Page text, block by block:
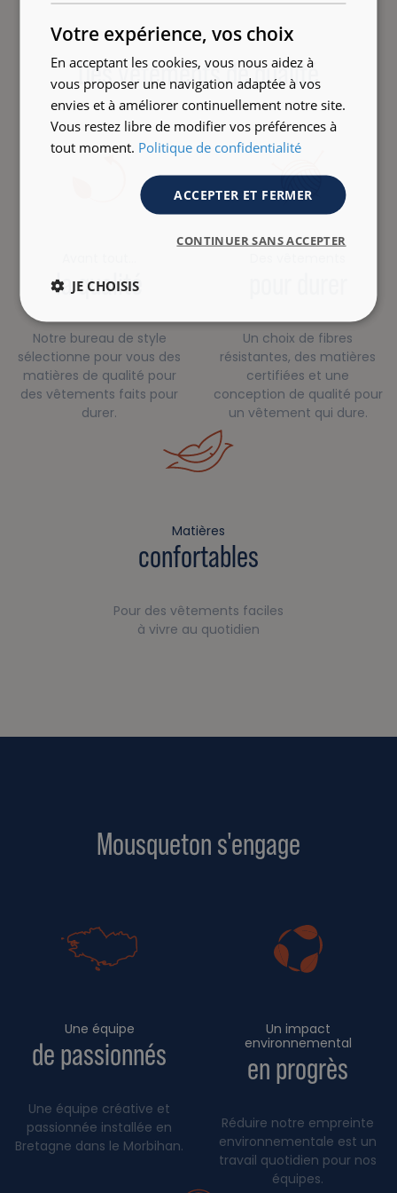
Des vêtements de qualité
la qualité
Notre bureau de style
sélectionne pour vous des
matières de qualité pour
des vêtements faits pour
durer.
Un choix de fibres
résistantes, des matières
certifiées et une
conception de qualité pour
un vêtement qui dure.
Matières
confortables
Pour des vêtements faciles
à vivre au quotidien
Mousqueton s'engage
Une équipe
de passionnés
Une équipe créative et
passionnée installée en
Bretagne dans le Morbihan.
Un impact
environnemental
en progrès
Réduire notre empreinte
environnementale est un
travail quotidien pour nos
équipes.
Votre expérience, vos choix
En acceptant les cookies, vous nous aidez à
vous proposer une navigation adaptée à vos
envies et à améliorer continuellement notre site.
Vous restez libre de modifier vos préférences à
tout moment. Politique de confidentialité
ACCEPTER ET FERMER
CONTINUER SANS ACCEPTER
JE CHOISIS